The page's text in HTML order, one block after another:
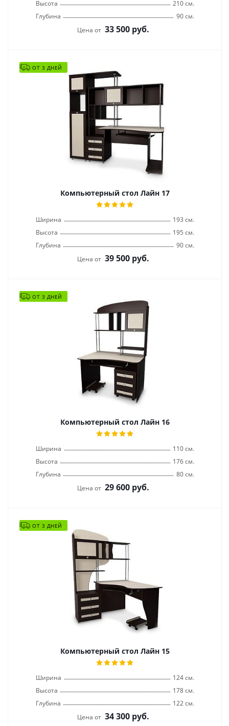
Высота
210 см.
Глубина
90 см.
Цена от 33 500 руб.
ОТ 3 ДНЕЙ
Компьютерный стол Лайн 17
Ширина
193 см.
Высота
195 см.
Глубина
90 см.
Цена от 39 500 руб.
ОТ 3 ДНЕЙ
Компьютерный стол Лайн 16
Ширина
110 см.
Высота
176 см.
Глубина
80 см.
Цена от 29 600 руб.
ОТ 3 ДНЕЙ
Компьютерный стол Лайн 15
Ширина
124 см.
Высота
178 см.
Глубина
122 см.
Цена от 34 300 руб.